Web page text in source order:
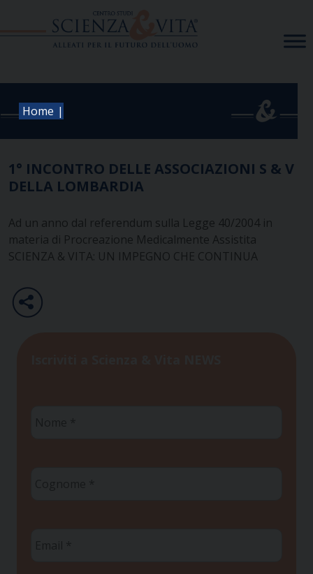
Home |
1° INCONTRO DELLE ASSOCIAZIONI S & V
DELLA LOMBARDIA
Ad un anno dal referendum sulla Legge 40/2004 in
materia di Procreazione Medicalmente Assistita
SCIENZA & VITA: UN IMPEGNO CHE CONTINUA